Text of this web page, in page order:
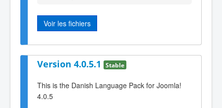
Voir les fichiers
Version 4.0.5.1 Stable
This is the Danish Language Pack for Joomla!
4.0.5